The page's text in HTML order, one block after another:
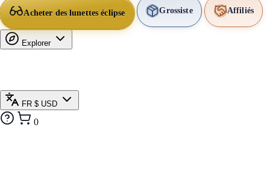
Acheter des lunettes éclipse Grossiste Affiliés
Explorer
FR $ USD
0